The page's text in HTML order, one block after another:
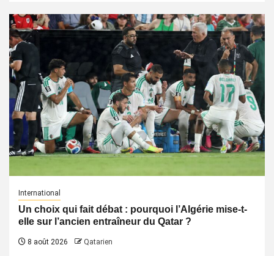
International
Un choix qui fait débat : pourquoi l’Algérie mise-t-
elle sur l’ancien entraîneur du Qatar ?
8 août 2026 Qatarien